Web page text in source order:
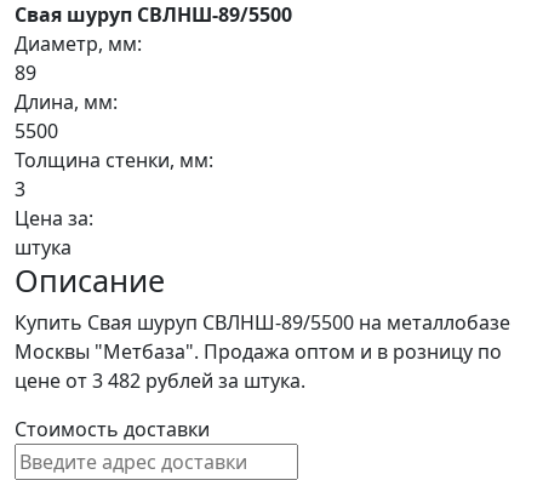
Свая шуруп СВЛНШ-89/5500
Диаметр, мм:
89
Длина, мм:
5500
Толщина стенки, мм:
3
Цена за:
штука
Описание
Купить Свая шуруп СВЛНШ-89/5500 на металлобазе
Москвы "Метбаза". Продажа оптом и в розницу по
цене от 3 482 рублей за штука.
Стоимость доставки